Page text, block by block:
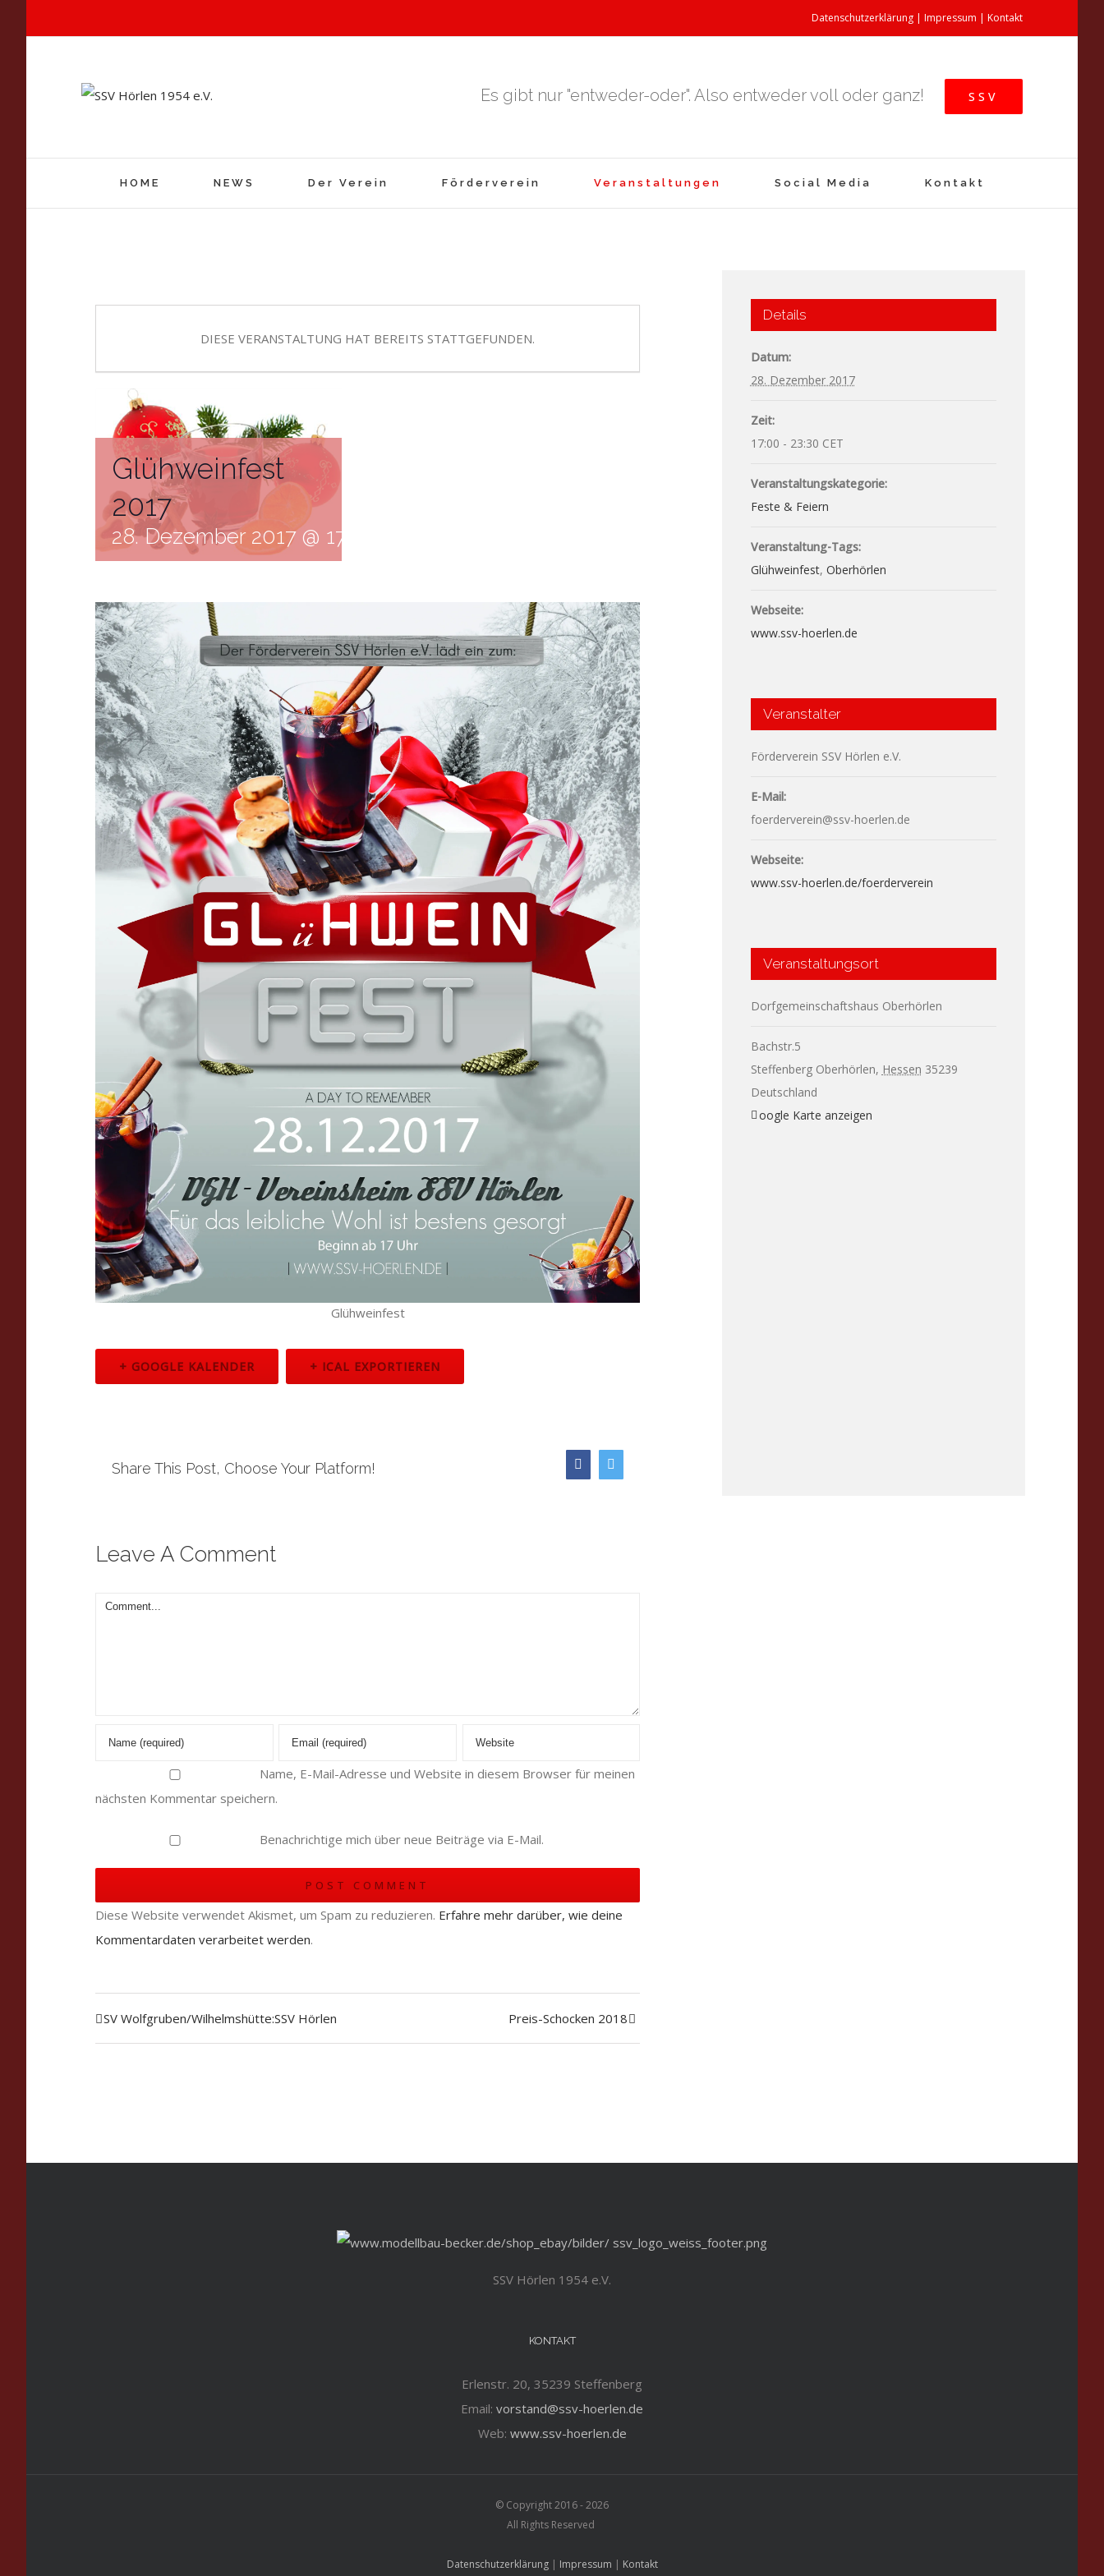
Datenschutzerklärung | Impressum | Kontakt
Es gibt nur "entweder-oder". Also entweder voll oder ganz! SSV
HOME NEWS Der Verein Förderverein Veranstaltungen Social Media Kontakt
DIESE VERANSTALTUNG HAT BEREITS STATTGEFUNDEN.
Glühweinfest
2017
28. Dezember 2017 @ 17:00
Glühweinfest
+ GOOGLE KALENDER + ICAL EXPORTIEREN
Share This Post, Choose Your Platform! Facebook
Leave A Comment
Comment
Name, E-Mail-Adresse und Website in diesem Browser für meinen
nächsten Kommentar speichern.
Benachrichtige mich über neue Beiträge via E-Mail.
Diese Website verwendet Akismet, um Spam zu reduzieren. Erfahre mehr darüber, wie deine
Kommentardaten verarbeitet werden.
Veranstaltung
SV Wolfgruben/Wilhelmshütte:SSV Hörlen Preis-Schocken 2018
Details
Datum:
28. Dezember 2017
Zeit:
17:00 - 23:30 CET
Veranstaltungskategorie:
Feste & Feiern
Veranstaltung-Tags:
Glühweinfest, Oberhörlen
Webseite:
www.ssv-hoerlen.de
Veranstalter
Förderverein SSV Hörlen e.V.
E-Mail:
foerderverein@ssv-hoerlen.de
Webseite:
www.ssv-hoerlen.de/foerderverein
Veranstaltungsort
Dorfgemeinschaftshaus Oberhörlen
Bachstr.5
Steffenberg Oberhörlen, Hessen 35239
Deutschland
Google Karte anzeigen
SSV Hörlen 1954 e.V.
KONTAKT
Erlenstr. 20, 35239 Steffenberg
Email: vorstand@ssv-hoerlen.de
Web: www.ssv-hoerlen.de
© Copyright 2016 -2026
All Rights Reserved
Datenschutzerklärung| Impressum | Kontakt